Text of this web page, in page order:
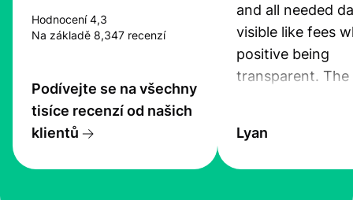
Hodnocení 4,3
Na základě 8,347 recenzí
Podívejte se na všechny
tisíce recenzí od našich
klientů
and all needed
visible like fees
positive being
transparent. The
the exchange
Lyan